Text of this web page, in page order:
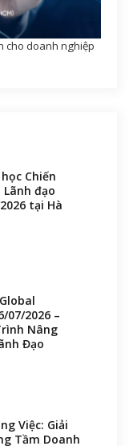
cho doanh nghiệp
Chiến
đạo
tại Hà
07/2026 –
Nâng
Đạo
Việc: Giải
Tầm Doanh